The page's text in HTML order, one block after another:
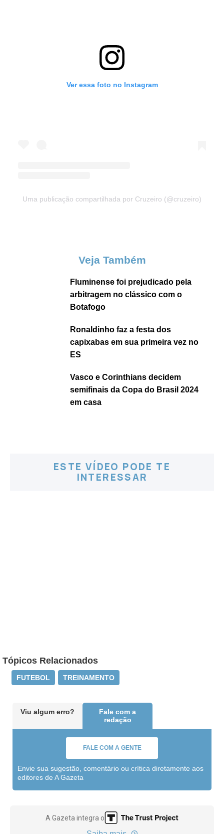
Ver essa foto no Instagram
Uma publicação compartilhada por Cruzeiro (@cruzeiro)
Veja Também
Fluminense foi prejudicado pela
arbitragem no clássico com o
Botafogo
Ronaldinho faz a festa dos
capixabas em sua primeira vez no
ES
Vasco e Corinthians decidem
semifinais da Copa do Brasil 2024
em casa
ESTE VÍDEO PODE TE
INTERESSAR
Tópicos Relacionados
FUTEBOL TREINAMENTO
Viu algum erro?
Fale com a
redação
FALE COM A GENTE
Envie sua sugestão, comentário ou crítica diretamente aos
editores de A Gazeta
A Gazeta integra o